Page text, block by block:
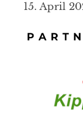
15. April